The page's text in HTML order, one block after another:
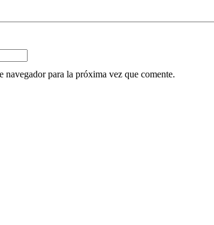
para la próxima vez que comente.